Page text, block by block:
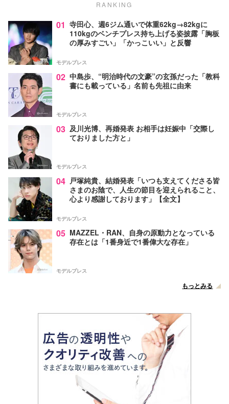
RANKING
01 寺田心、週6ジム通いで体重62kg→82kgに
110kgのベンチプレス持ち上げる姿披露「胸板
の厚みすごい」「かっこいい」と反響
モデルプレス
02 中島歩、“明治時代の文豪”の玄孫だった「教科
書にも載っている」名前も先祖に由来
モデルプレス
03 及川光博、再婚発表 お相手は妊娠中「交際し
ておりました方と」
モデルプレス
04 戸塚純貴、結婚発表「いつも支えてくださる皆
さまのお陰で、人生の節目を迎えられること、
心より感謝しております」【全文】
モデルプレス
05 MAZZEL・RAN、自身の原動力となっている
存在とは「1番身近で1番偉大な存在」
モデルプレス
もっとみる